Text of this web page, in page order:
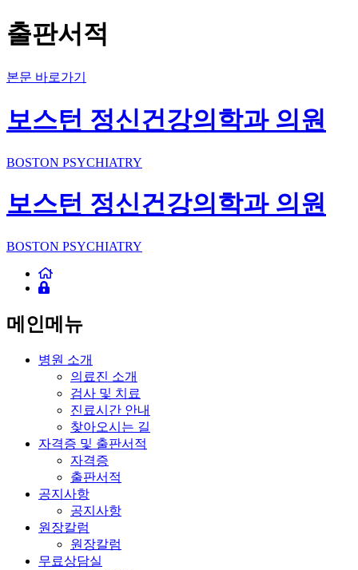
출판서적
본문 바로가기
보스턴 정신건강의학과 의원
BOSTON PSYCHIATRY
보스턴 정신건강의학과 의원
BOSTON PSYCHIATRY
메인메뉴
병원 소개
의료진 소개
검사 및 치료
진료시간 안내
찾아오시는 길
자격증 및 출판서적
자격증
출판서적
공지사항
공지사항
원장칼럼
원장칼럼
무료상담실